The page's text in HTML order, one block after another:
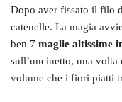
Dopo aver fissato il filo
catenelle. La magia
ben 7 maglie altissime
sull’uncinetto, una volta
volume che i fiori piatti